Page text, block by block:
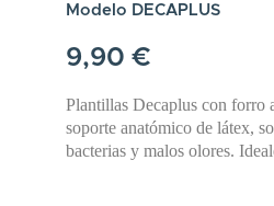
Modelo DECAPLUS
9,90 €
Plantillas Decaplus con forro
soporte anatómico de látex,
bacterias y malos olores.